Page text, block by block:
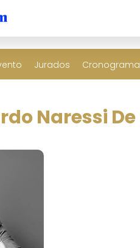
Jurados
Naressi De